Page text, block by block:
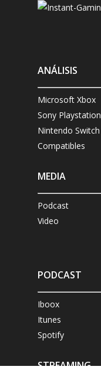
ANÁLISIS
Microsoft Xbox
Sony Playstation
Nintendo Switch
Compatibles
MEDIA
Podcast
Video
PODCAST
Iboox
Itunes
Spotify
STREAMING